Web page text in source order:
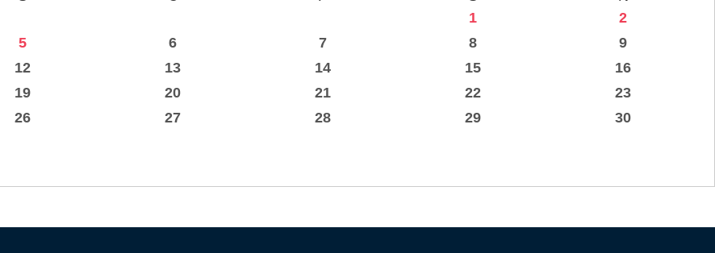
1
2
5 6 7 8
9
12 13 14 15
16
19 20 21 22
23
26 27 28 29
30